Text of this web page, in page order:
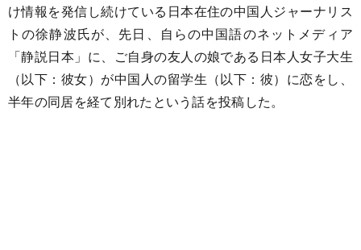
け情報を発信し続けている日本在住の中国人ジャーナリス
トの徐静波氏が、先日、自らの中国語のネットメディア
「静説日本」に、ご自身の友人の娘である日本人女子大生
（以下：彼女）が中国人の留学生（以下：彼）に恋をし、
半年の同居を経て別れたという話を投稿した。